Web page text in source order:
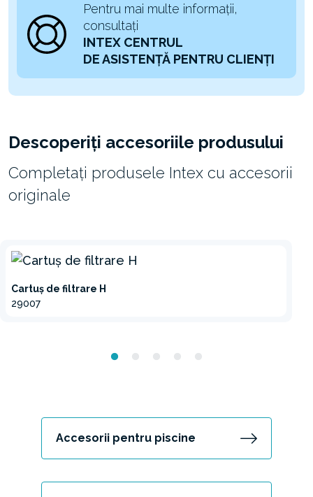
Pentru mai multe informații,
consultați
INTEX CENTRUL
DE ASISTENȚĂ PENTRU CLIENȚI
Descoperiți accesoriile produsului
Completați produsele Intex cu accesorii
originale
Cartuș de filtrare H
29007
Accesorii pentru piscine